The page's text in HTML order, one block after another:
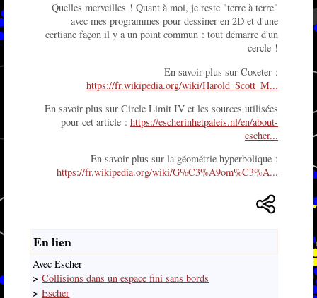
Quelles merveilles ! Quant à moi, je reste "terre à terre"
avec mes programmes pour dessiner en 2D et d'une
certiane façon il y a un point commun : tout démarre d'un
cercle !
En savoir plus sur Coxeter :
https://fr.wikipedia.org/wiki/Harold_Scott_M...
En savoir plus sur Circle Limit IV et les sources utilisées
pour cet article : https://escherinhetpaleis.nl/en/about-
escher...
En savoir plus sur la géométrie hyperbolique :
https://fr.wikipedia.org/wiki/G%C3%A9om%C3%A...
En lien
Avec Escher
> Collisions dans un espace fini sans bords
> Escher